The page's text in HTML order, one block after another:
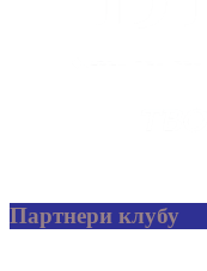
Партнери клубу